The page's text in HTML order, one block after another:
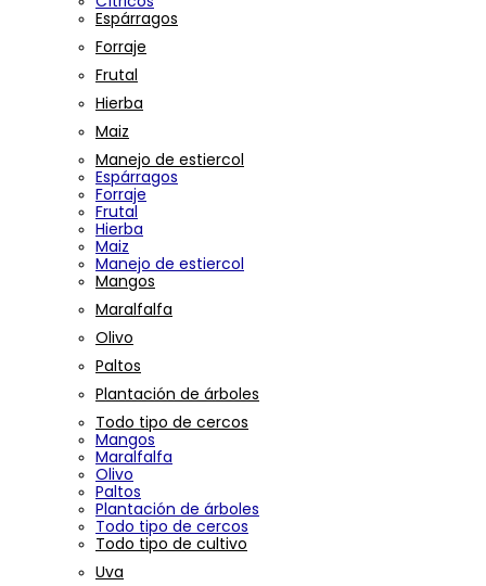
Espárragos
Forraje
Frutal
Hierba
Maiz
Manejo de estiercol
Espárragos
Forraje
Frutal
Hierba
Maiz
Manejo de estiercol
Mangos
Maralfalfa
Olivo
Paltos
Plantación de árboles
Todo tipo de cercos
Mangos
Maralfalfa
Olivo
Paltos
Plantación de árboles
Todo tipo de cercos
Todo tipo de cultivo
Uva